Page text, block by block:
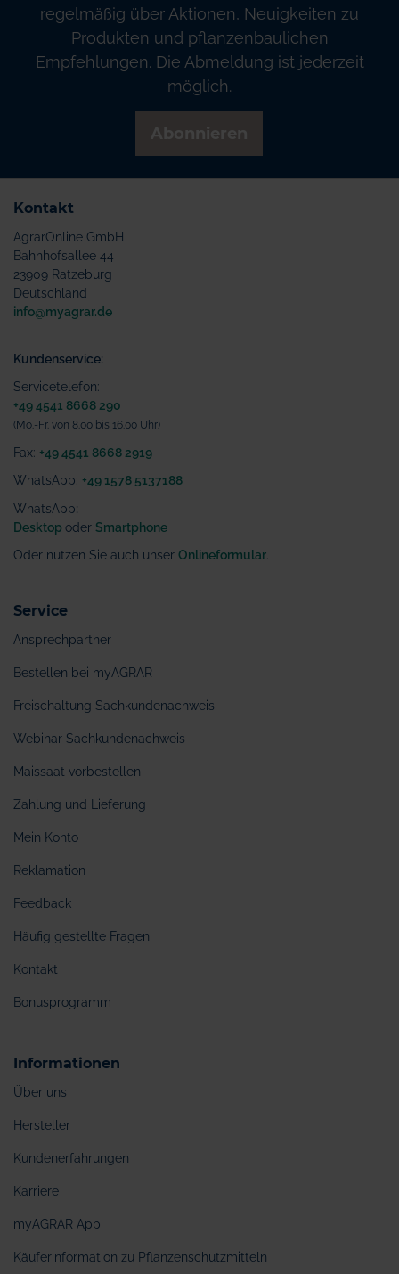
regelmäßig über Aktionen, Neuigkeiten zu
Produkten und pflanzenbaulichen
Empfehlungen. Die Abmeldung ist jederzeit
möglich.
Kontakt
AgrarOnline GmbH
Bahnhofsallee 44
23909 Ratzeburg
Deutschland
info@myagrar.de
Kundenservice:
Servicetelefon:
+49 4541 8668 290
(Mo.-Fr. von 8.00 bis 16.00 Uhr)
Fax: +49 4541 8668 2919
WhatsApp: +49 1578 5137188
WhatsApp:
Desktop oder Smartphone
Oder nutzen Sie auch unser Onlineformular
Service
Ansprechpartner
Bestellen bei myAGRAR
Freischaltung Sachkundenachweis
Webinar Sachkundenachweis
Maissaat vorbestellen
Zahlung und Lieferung
Mein Konto
Reklamation
Feedback
Häufig gestellte Fragen
Kontakt
Bonusprogramm
Informationen
Über uns
Hersteller
Kundenerfahrungen
Karriere
myAGRAR App
Käuferinformation zu Pflanzenschutzmitteln